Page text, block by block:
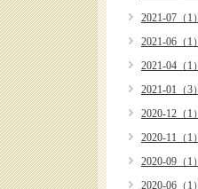
2021-07（1）
2021-06（1）
2021-04（1）
2021-01（3）
2020-12（1）
2020-11（1）
2020-09（1）
2020-06（1）